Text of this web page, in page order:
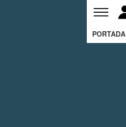
PORTADA